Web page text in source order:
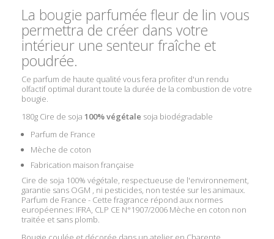
La bougie parfumée fleur de lin vous
permettra de créer dans votre
intérieur une senteur fraîche et
poudrée.
Ce parfum de haute qualité vous fera profiter d'un rendu
olfactif optimal durant toute la durée de la combustion de votre
bougie.
180g Cire de soja 100% végétale soja biodégradable
Parfum de France
Mèche de coton
Fabrication maison française
Cire de soja 100% végétale, respectueuse de l'environnement,
garantie sans OGM , ni pesticides, non testée sur les animaux.
Parfum de France - Cette fragrance répond aux normes
européennes: IFRA, CLP CE N°1907/2006 Mèche en coton non
traitée et sans plomb.